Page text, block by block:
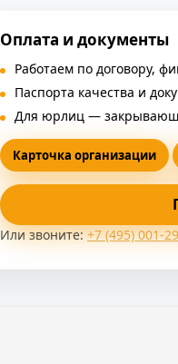
Оплата и документы
Работаем по договору,
Паспорта качества и
Для юрлиц —
Карточка организации
Или звоните:+7 (495) 001-